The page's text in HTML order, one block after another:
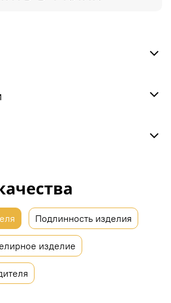
Подлинность изделия
изделие